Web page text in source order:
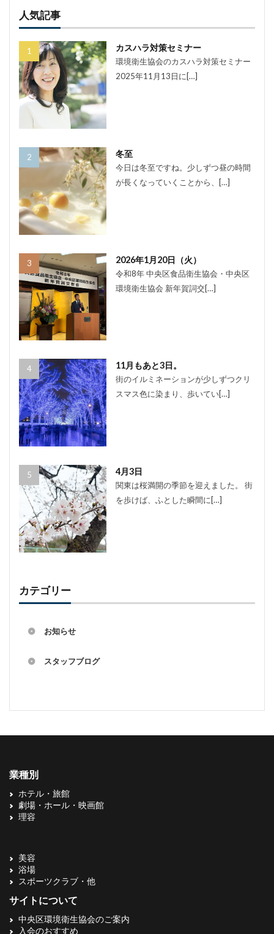
人気記事
カスハラ対策セミナー
環境衛生協会のカスハラ対策セミナー
2025年11月13日に[…]
冬至
今日は冬至ですね。少しずつ昼の時間
が長くなっていくことから、[…]
2026年1月20日（火）
令和8年 中央区食品衛生協会・中央区
環境衛生協会 新年賀詞交[…]
11月もあと3日。
街のイルミネーションが少しずつクリ
スマス色に染まり、歩いてい[…]
4月3日
関東は桜満開の季節を迎えました。 街
を歩けば、ふとした瞬間に[…]
カテゴリー
お知らせ
スタッフブログ
業種別
ホテル・旅館
劇場・ホール・映画館
理容
美容
浴場
スポーツクラブ・他
サイトについて
中央区環境衛生協会のご案内
入会のおすすめ